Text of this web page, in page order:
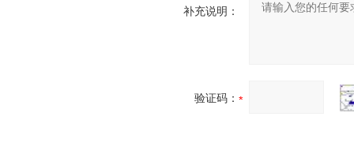
补充说明：
验证码：